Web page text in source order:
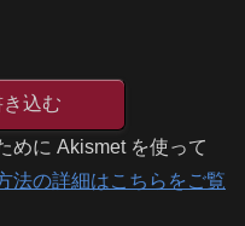
込む
めに Akismet を使って
法の詳細はこちらをご覧